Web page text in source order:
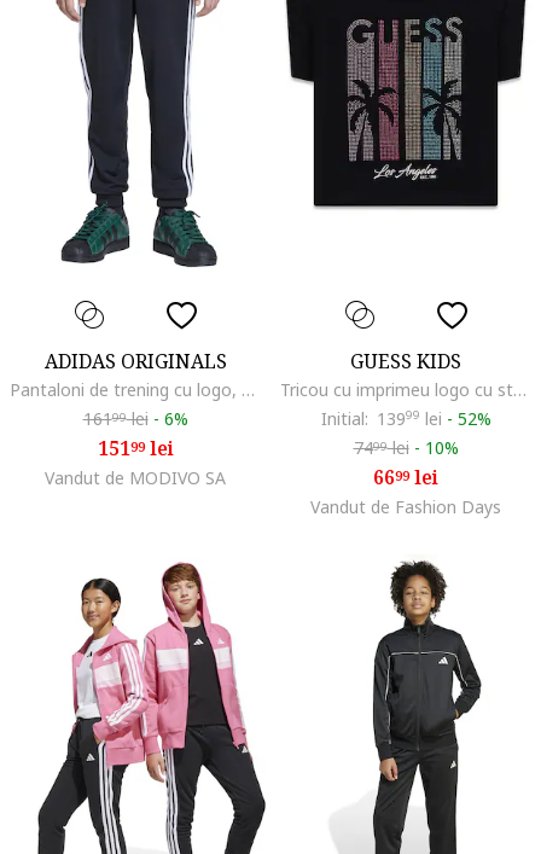
ADIDAS ORIGINALS
Pantaloni de trening cu logo, Negru
16199lei - 6%
15199lei
Vandut de MODIVO SA
GUESS KIDS
Tricou cu imprimeu logo cu strasuri, Negru
Initial: 13999 lei - 52%
7499lei - 10%
6699lei
Vandut de Fashion Days